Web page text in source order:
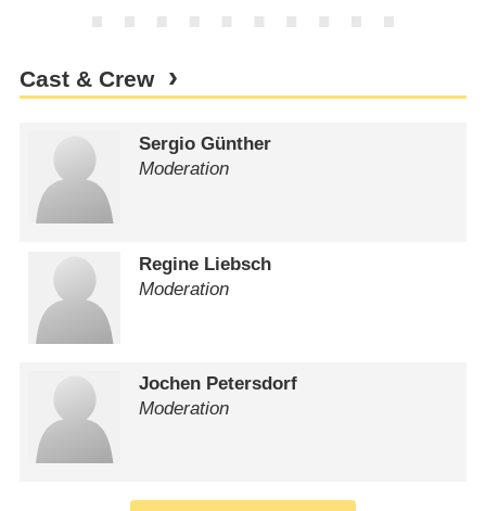
Cast & Crew
Sergio Günther
Moderation
Regine Liebsch
Moderation
Jochen Petersdorf
Moderation